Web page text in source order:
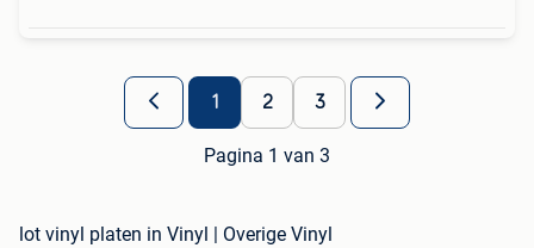
1 2 3
Pagina 1 van 3
lot vinyl platen in Vinyl | Overige Vinyl